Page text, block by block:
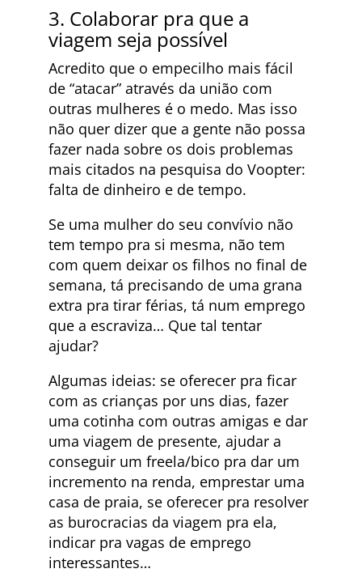
3. Colaborar pra que a
viagem seja possível
Acredito que o empecilho mais fácil
de “atacar” através da união com
outras mulheres é o medo. Mas isso
não quer dizer que a gente não possa
fazer nada sobre os dois problemas
mais citados na pesquisa do Voopter:
falta de dinheiro e de tempo.
Se uma mulher do seu convívio não
tem tempo pra si mesma, não tem
com quem deixar os filhos no final de
semana, tá precisando de uma grana
extra pra tirar férias, tá num emprego
que a escraviza… Que tal tentar
ajudar?
Algumas ideias: se oferecer pra ficar
com as crianças por uns dias, fazer
uma cotinha com outras amigas e dar
uma viagem de presente, ajudar a
conseguir um freela/bico pra dar um
incremento na renda, emprestar uma
casa de praia, se oferecer pra resolver
as burocracias da viagem pra ela,
indicar pra vagas de emprego
interessantes…